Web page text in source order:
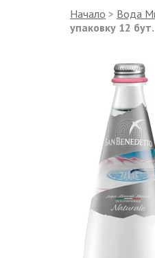
Начало > Вода
упаковку 12 бут.